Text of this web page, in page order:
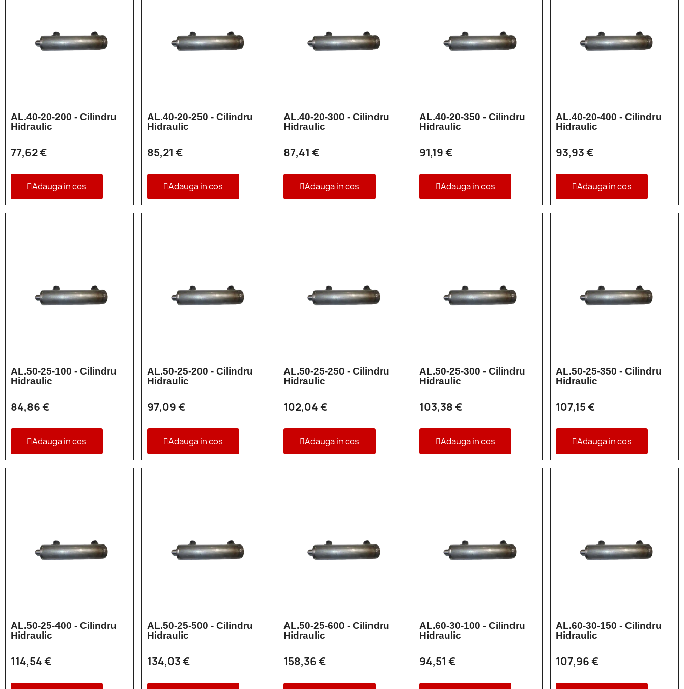
AL.40-20-200 - Cilindru
Hidraulic
77,62 €
Adauga in cos
AL.40-20-250 - Cilindru
Hidraulic
85,21 €
Adauga in cos
AL.40-20-300 - Cilindru
Hidraulic
87,41 €
Adauga in cos
AL.40-20-350 - Cilindru
Hidraulic
91,19 €
Adauga in cos
AL.40-20-400 - Cilindru
Hidraulic
93,93 €
Adauga in cos
AL.50-25-100 - Cilindru
Hidraulic
84,86 €
Adauga in cos
AL.50-25-200 - Cilindru
Hidraulic
97,09 €
Adauga in cos
AL.50-25-250 - Cilindru
Hidraulic
102,04 €
Adauga in cos
AL.50-25-300 - Cilindru
Hidraulic
103,38 €
Adauga in cos
AL.50-25-350 - Cilindru
Hidraulic
107,15 €
Adauga in cos
AL.50-25-400 - Cilindru
Hidraulic
114,54 €
AL.50-25-500 - Cilindru
Hidraulic
134,03 €
AL.50-25-600 - Cilindru
Hidraulic
158,36 €
AL.60-30-100 - Cilindru
Hidraulic
94,51 €
AL.60-30-150 - Cilindru
Hidraulic
107,96 €